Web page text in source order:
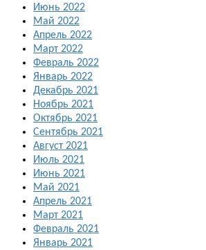
Июнь 2022
Май 2022
Апрель 2022
Март 2022
Февраль 2022
Январь 2022
Декабрь 2021
Ноябрь 2021
Октябрь 2021
Сентябрь 2021
Август 2021
Июль 2021
Июнь 2021
Май 2021
Апрель 2021
Март 2021
Февраль 2021
Январь 2021